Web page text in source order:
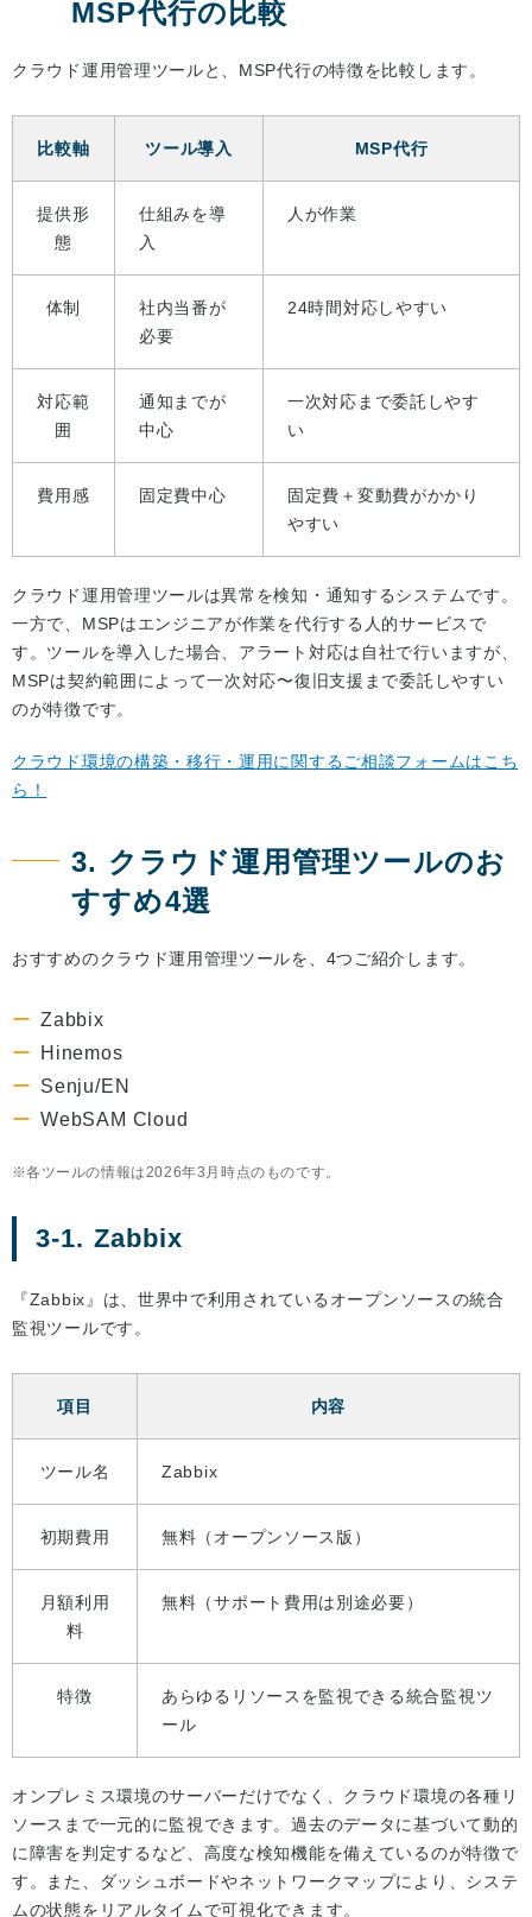
MSP代行の比較
クラウド運用管理ツールと、MSP代行の特徴を比較します。
比較軸 ツール導入 MSP代行
提供形
態
仕組みを導
入
人が作業
体制
社内当番が
必要
24時間対応しやすい
対応範
囲
通知までが
中心
一次対応まで委託しやす
い
費用感 固定費中心
固定費＋変動費がかかり
やすい
クラウド運用管理ツールは異常を検知・通知するシステムです。
一方で、MSPはエンジニアが作業を代行する人的サービスで
す。ツールを導入した場合、アラート対応は自社で行いますが、
MSPは契約範囲によって一次対応〜復旧支援まで委託しやすい
のが特徴です。
クラウド環境の構築・移行・運用に関するご相談フォームはこち
ら！
3. クラウド運用管理ツールのお
すすめ4選
おすすめのクラウド運用管理ツールを、4つご紹介します。
Zabbix
Hinemos
Senju/EN
WebSAM Cloud
各ツールの情報は2026年3月時点のものです。
3-1. Zabbix
『Zabbix』は、世界中で利用されているオープンソースの統合
監視ツールです。
項目 内容
ツール名 Zabbix
初期費用 無料（オープンソース版）
月額利用
料
無料（サポート費用は別途必要）
特徴
あらゆるリソースを監視できる統合監視ツ
ール
オンプレミス環境のサーバーだけでなく、クラウド環境の各種リ
ソースまで一元的に監視できます。過去のデータに基づいて動的
に障害を判定するなど、高度な検知機能を備えているのが特徴で
す。また、ダッシュボードやネットワークマップにより、システ
ムの状態をリアルタイムで可視化できます。